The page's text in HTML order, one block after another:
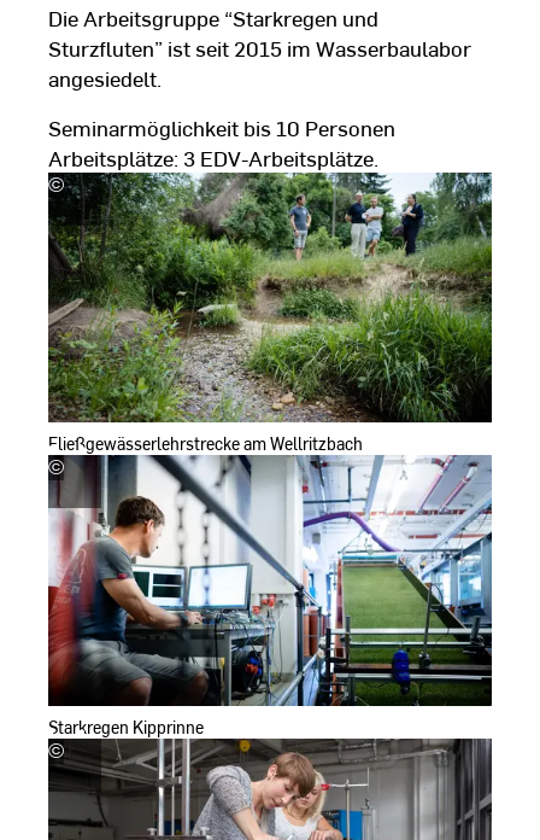
Die Arbeitsgruppe “Starkregen und
Sturzfluten” ist seit 2015 im Wasserbaulabor
angesiedelt.
Seminarmöglichkeit bis 10 Personen
Arbeitsplätze: 3 EDV-Arbeitsplätze.
©
Hessen
schafft
Wissen,
Foto:
Steffen
Böttcher
Fließgewässerlehrstrecke am Wellritzbach
©
Hessen
schafft
Wissen,
Foto:
Steffen
Böttcher
Starkregen Kipprinne
©
Hochschule
RheinMain,
Foto:
Andreas